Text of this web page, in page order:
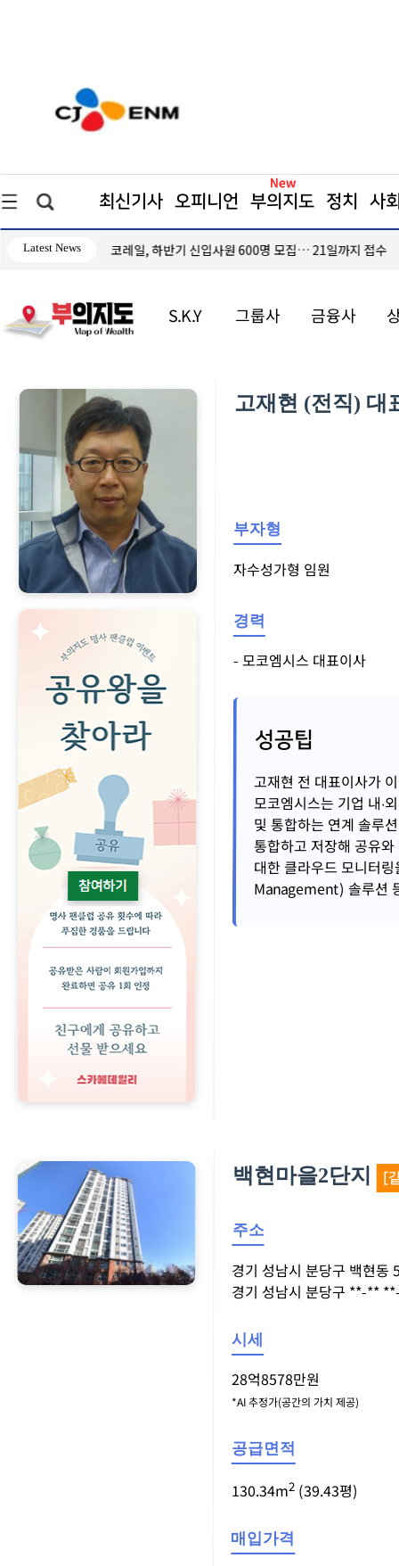
최신기사 오피니언 부의지도 정치 사
Latest News
발표" 코레일, 하반기 신입사원 600명 모집… 21일까지 접수
S.K.Y 그룹사 금융사
고재현 (전직) 대
부자형
자수성가형 임원
경력
- 모코엠시스 대표이사
성공팁
고재현 전 대표이사가
모코엠시스는 기업 내∙
및 통합하는 연계 솔루
통합하고 저장해 공유
대한 클라우드 모니터
Management) 솔루션
백현마을2단지 [
주소
경기 성남시 분당구 백현동
경기 성남시 분당구 **-**
시세
28억8578만원
*AI 추정가(공간의 가치 제공)
공급면적
130.34m2(39.43평)
매입가격